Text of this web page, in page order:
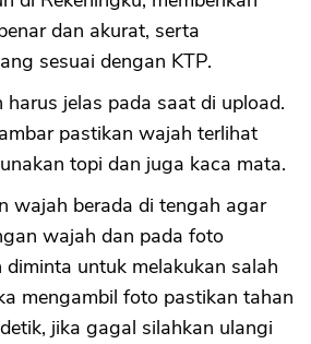
dan akurat, serta
sesuai dengan KTP.
harus jelas pada saat di upload.
pastikan wajah terlihat
topi dan juga kaca mata.
wajah berada di tengah agar
wajah dan pada foto
diminta untuk melakukan salah
mengambil foto pastikan tahan
jika gagal silahkan ulangi